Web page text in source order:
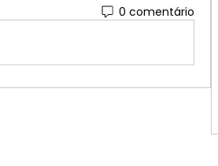
0 comentário